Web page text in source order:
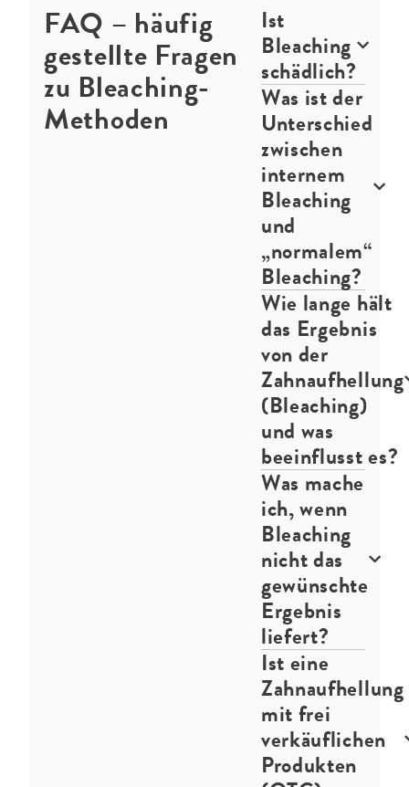
FAQ – häufig
gestellte Fragen
zu Bleaching-
Methoden
Ist
Bleaching
schädlich?
Was ist der
Unterschied
zwischen
internem
Bleaching
und
„normalem“
Bleaching?
Wie lange hält
das Ergebnis
von der
Zahnaufhellung
(Bleaching)
und was
beeinflusst es?
Was mache
ich, wenn
Bleaching
nicht das
gewünschte
Ergebnis
liefert?
Ist eine
Zahnaufhellung
mit frei
verkäuflichen
Produkten